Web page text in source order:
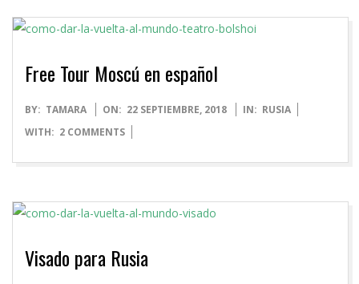
Free Tour Moscú en español
2018-
09-
BY: TAMARA ON: 22 SEPTIEMBRE, 2018 IN: RUSIA
WITH: 2 COMMENTS
Visado para Rusia